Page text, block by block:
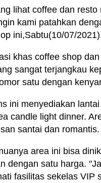
lihat coffee dan
kami patahkan
ini,Sabtu(10/07/
khas coffee shop
sangat terjangkau
satu dengan
ini menyediakan
candle light dinner.
santai dan romantis.
area ini bisa
dengan satu harga.
fasilitas sekelas VIP